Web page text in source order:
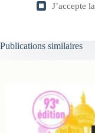
J’accepte la
Publications similaires